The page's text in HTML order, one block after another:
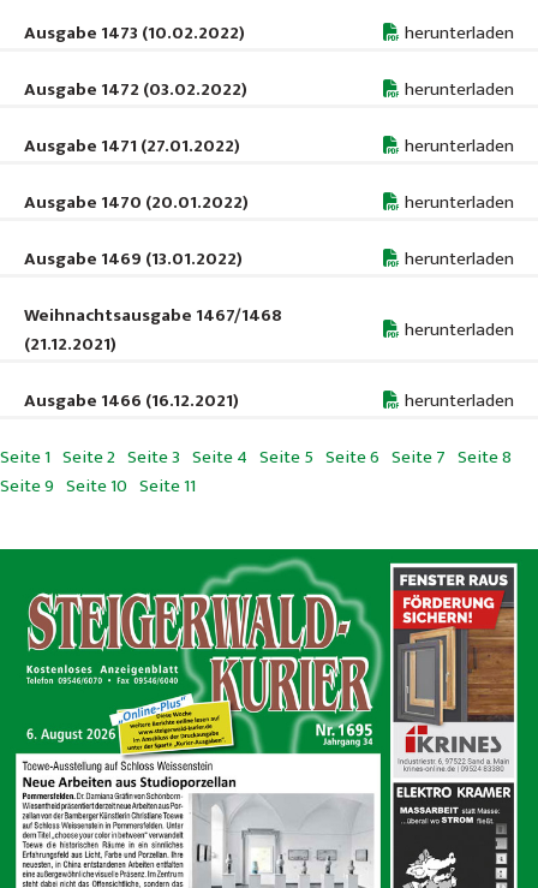
Ausgabe 1473 (10.02.2022)
herunterladen
Ausgabe 1472 (03.02.2022)
herunterladen
Ausgabe 1471 (27.01.2022)
herunterladen
Ausgabe 1470 (20.01.2022)
herunterladen
Ausgabe 1469 (13.01.2022)
herunterladen
Weihnachtsausgabe 1467/1468
(21.12.2021)
herunterladen
Ausgabe 1466 (16.12.2021)
herunterladen
Seite 1 Seite 2 Seite 3 Seite 4 Seite 5 Seite 6 Seite 7 Seite 8
Seite 9 Seite 10 Seite 11